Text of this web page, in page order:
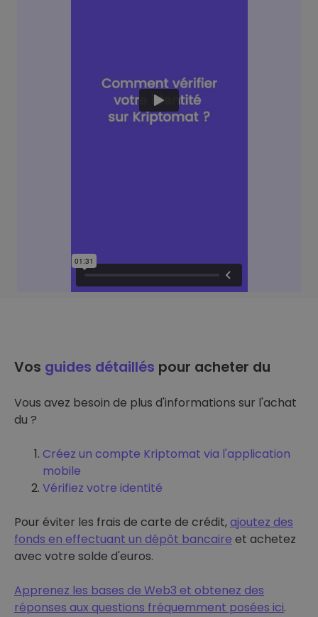
Vos guides détaillés pour acheter du
Vous avez besoin de plus d'informations sur l'achat
du ?
Créez un compte Kriptomat via l'application
mobile
Vérifiez votre identité
Pour éviter les frais de carte de crédit,ajoutez des
fonds en effectuant un dépôt bancaire et achetez
avec votre solde d'euros.
Apprenez les bases de Web3 et obtenez des
réponses aux questions fréquemment posées ici.